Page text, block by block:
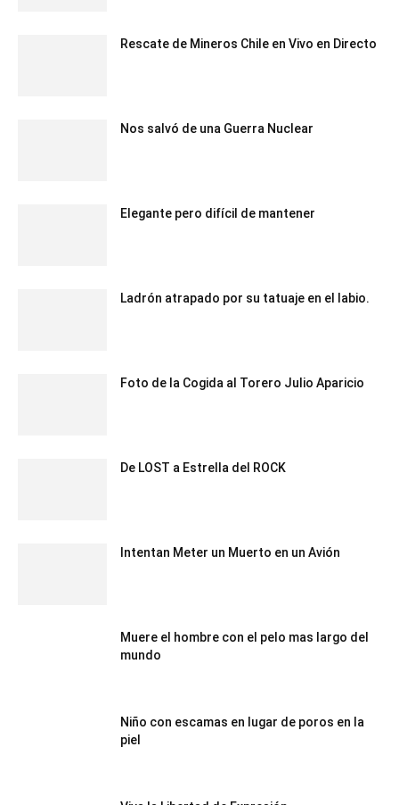
Rescate de Mineros Chile en Vivo en Directo
Nos salvó de una Guerra Nuclear
Elegante pero difícil de mantener
Ladrón atrapado por su tatuaje en el labio.
Foto de la Cogida al Torero Julio Aparicio
De LOST a Estrella del ROCK
Intentan Meter un Muerto en un Avión
Muere el hombre con el pelo mas largo del
mundo
Niño con escamas en lugar de poros en la
piel